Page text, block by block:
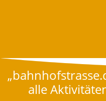
alle